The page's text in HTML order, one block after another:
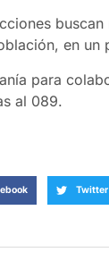
en un
para
al 089.
Twitter